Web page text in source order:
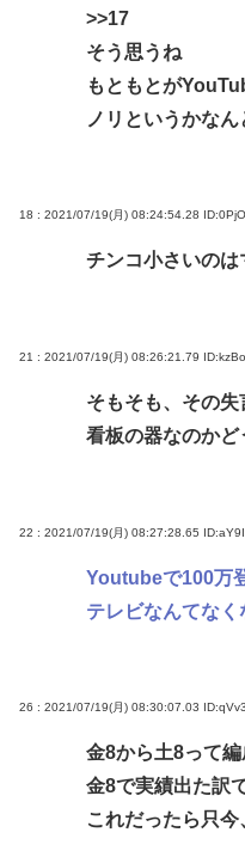
>>17
そう思うね
もともとが
ノリというかな
18 : 2021/07/19(月) 08:24:54.28
チンコ小さいのは
21 : 2021/07/19(月) 08:26:21.79
そもそも、その
看板の器なのかど
22 : 2021/07/19(月) 08:27:28.65
Youtubeで100万
テレビなんてな
26 : 2021/07/19(月) 08:30:07.03
金8から土8って編
金8で実績出た訳
これだったら只今